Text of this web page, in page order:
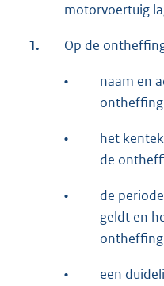
motorvoertuig
1. Op de
•
naam en
•
het
de
•
de
geldt en
•
een